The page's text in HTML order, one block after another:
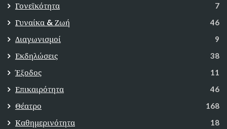
Γονεϊκότητα 7
Γυναίκα & Ζωή 46
Διαγωνισμοί 9
Εκδηλώσεις 38
Έξοδος 11
Επικαιρότητα 46
Θέατρο 168
Καθημερινότητα 18